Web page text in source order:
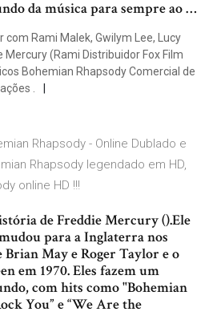
da música para sempre ao …
com Rami Malek, Gwilym Lee, Lucy
Mercury (Rami Distribuidor Fox Film
Bohemian Rhapsody Comercial de
.
Rhapsody - Online Dublado e
Rhapsody legendado em HD,
online HD !!!
de Freddie Mercury ().Ele
para a Inglaterra nos
Brian May e Roger Taylor e o
em 1970. Eles fazem um
com hits como "Bohemian
You” e “We Are the